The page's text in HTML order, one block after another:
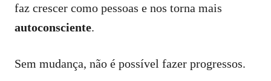
faz crescer como pessoas e nos torna mais
autoconsciente.
Sem mudança, não é possível fazer progressos.